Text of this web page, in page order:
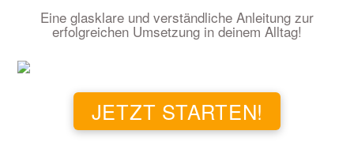
Eine glasklare und verständliche Anleitung zur
erfolgreichen Umsetzung in deinem Alltag!
JETZT STARTEN!